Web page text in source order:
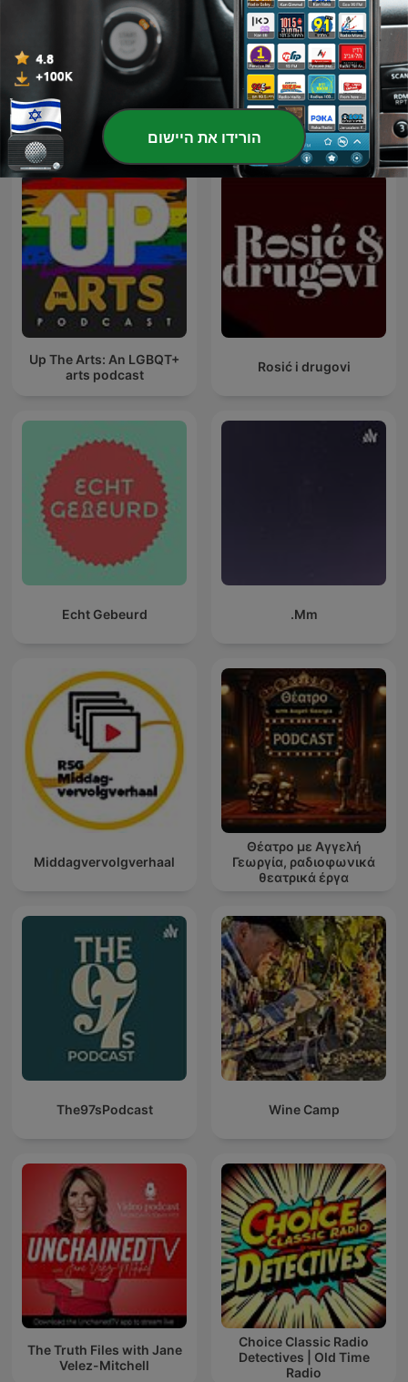
אש זרה Foreign Fire יוצאת לעור
פודקאסטים בינלאומיים בנושא אמנויות
Rosić i drugovi
Up The Arts: An LGBQT+
arts podcast
Mm.
Echt Gebeurd
Θέατρο με Αγγελή
Γεωργία, ραδιοφωνικά
θεατρικά έργα
Middagvervolgverhaal
Wine Camp
The97sPodcast
Choice Classic Radio
Detectives | Old Time
Radio
The Truth Files with Jane
Velez-Mitchell
הורידו את היישום